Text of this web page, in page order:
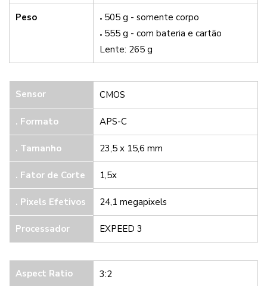
Peso
505 g - somente corpo
555 g - com bateria e cartão
Lente: 265 g
Sensor CMOS
. Formato APS-C
. Tamanho 23,5 x 15,6 mm
. Fator de Corte 1,5x
. Pixels Efetivos 24,1 megapixels
Processador EXPEED 3
Aspect Ratio 3:2